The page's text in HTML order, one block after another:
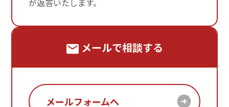
が返答いたします。
メールで相談する
メールフォームへ